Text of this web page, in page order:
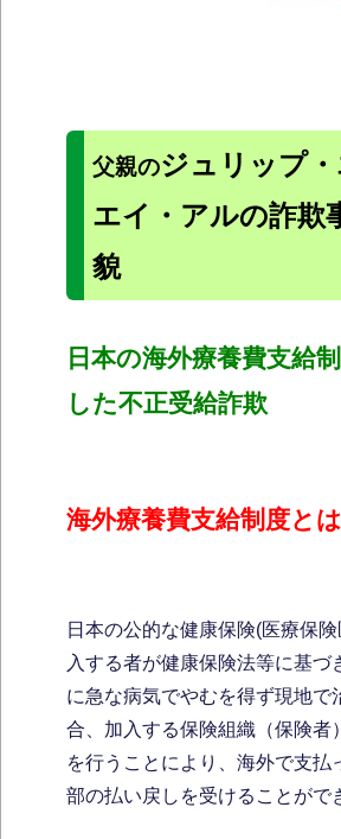
父親のジュリップ
エイ・アルの詐欺
貌
日本の海外療養費支給
した不正受給詐欺
海外療養費支給制度と
日本の公的な健康保険(医療保
入する者が健康保険法等に基づ
に急な病気でやむを得ず現地で
合、加入する保険組織（保険者
を行うことにより、海外で支払
部の払い戻しを受けることがで